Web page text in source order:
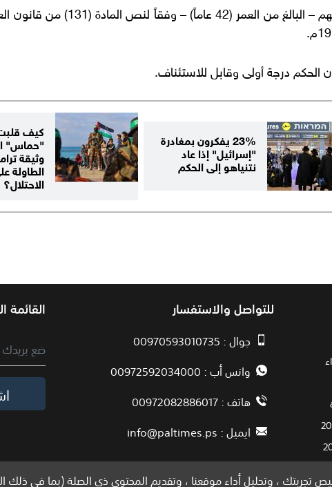
وجاء الحكم على المتهم – البالغ من العمر (42
درجة أولى وقابل للاستئناف.
23% يفكرون بمغادرة
"إسرائيل" إذا عاد
نتنياهو إلى الحكم
كيف
"حماس"
الطاولة
الاحتلال؟
تجربتك ، وتحليل أداء موقعنا ، وتقديم المحتوى ذي الصلة (بما في ذلك
للتواصل والاستفسار
جوال : 00970593010735
واتس أب : 00972592034000
هاتف : 00972082886017
ايميل :info@paltimes.ps
القائمة